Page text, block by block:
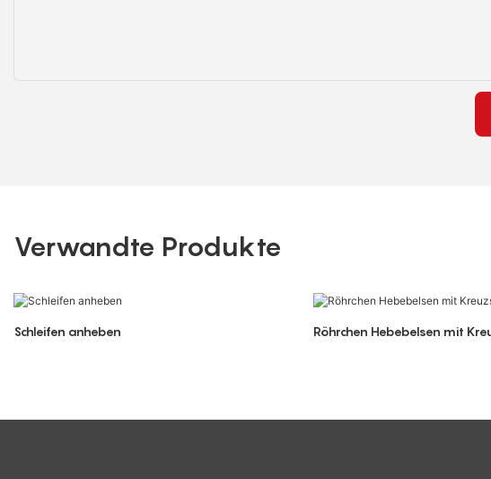
Verwandte Produkte
Schleifen anheben
Röhrchen Hebebelsen mit